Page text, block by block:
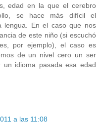
edad en la que el cerebro
se hace más difícil el
lengua. En el caso que nos
de este niño (si escuchó
por ejemplo), el caso es
de un nivel cero un ser
idioma pasada esa edad
a las 11:08